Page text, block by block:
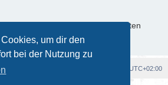
um dir den
bei der Nutzung zu
bzw. Sperrung deiner Daten
bitte den Betreiber.
UTC+02:00